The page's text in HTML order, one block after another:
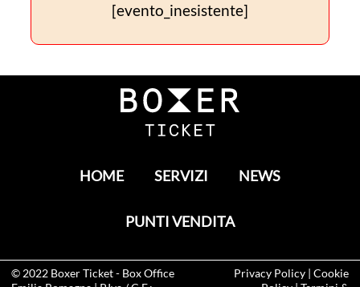
[evento_inesistente]
HOME SERVIZI NEWS
PUNTI VENDITA
© 2022 Boxer Ticket- Box Office
Privacy Policy| Cookie